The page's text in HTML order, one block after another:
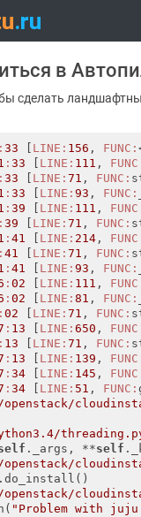
в
сделать
:33 LINE: 156 , FUNC:
:33 LINE: 111 ,
:33 LINE:71 , FUNC:
:33 LINE:93 , FUNC:
:39 LINE: 111 ,
:39 LINE:71 , FUNC:
:41 LINE: 214 ,
:41 LINE:71 , FUNC:
:41 LINE:93 , FUNC:
:02 LINE: 111 ,
:02 LINE:81 , FUNC:
:02 LINE:71 , FUNC:
: 13 LINE:650 ,
: 13 LINE:71 , FUNC:
: 13 LINE: 139 ,
:34 LINE: 145 ,
:34 LINE: 51 , FUNC:
openstack/
._args, **self
openstack/
"Problem with